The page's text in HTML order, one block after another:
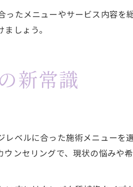
たメニューやサービス内容
しょう。
新常識
ベルに合った施術メニューを
ンセリングで、現状の悩みや